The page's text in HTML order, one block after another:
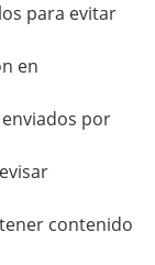
para evitar
en
por
contenido